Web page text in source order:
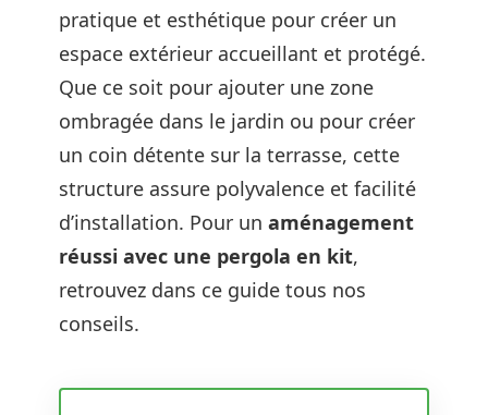
pratique et esthétique pour créer un
espace extérieur accueillant et protégé.
Que ce soit pour ajouter une zone
ombragée dans le jardin ou pour créer
un coin détente sur la terrasse, cette
structure assure polyvalence et facilité
d’installation. Pour un aménagement
réussi avec une pergola en kit,
retrouvez dans ce guide tous nos
conseils.